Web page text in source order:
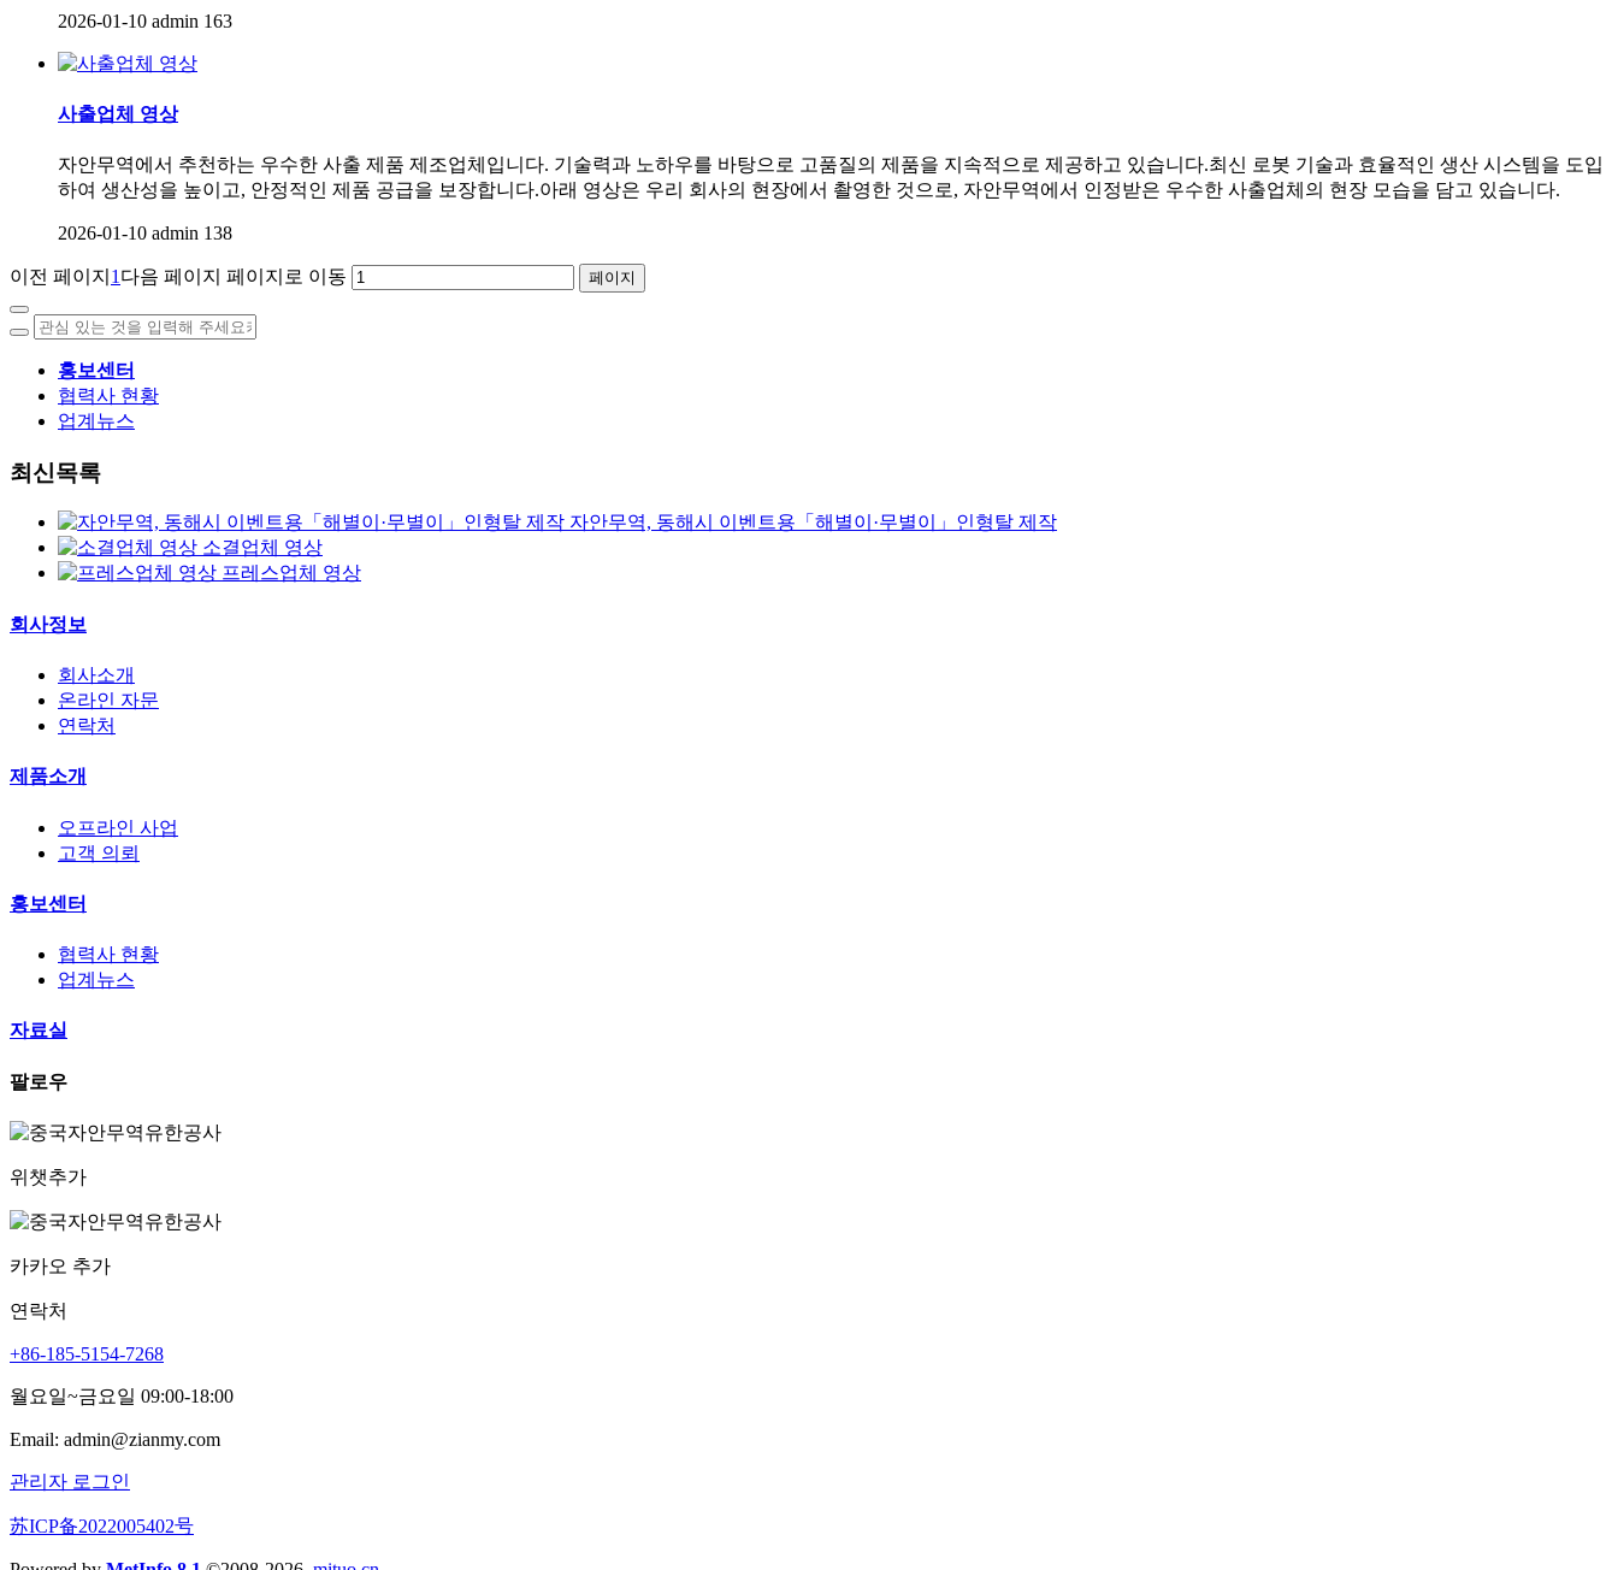
2026-01-10 admin 163
사출업체 영상
자안무역에서 추천하는 우수한 사출 제품 제조업체입니다. 기술력과 노하우를 바탕으로 고품질의 제품을 지속적으로 제공하고 있습니다.최신 로봇 기술과 효율적인 생산 시스템을 도입
하여 생산성을 높이고, 안정적인 제품 공급을 보장합니다.아래 영상은 우리 회사의 현장에서 촬영한 것으로, 자안무역에서 인정받은 우수한 사출업체의 현장 모습을 담고 있습니다.
2026-01-10 admin 138
이전 페이지 1 다음 페이지 페이지로 이동
홍보센터
협력사 현황
업계뉴스
최신목록
자안무역, 동해시 이벤트용「해별이·무별이」인형탈 제작
소결업체 영상
프레스업체 영상
회사정보
회사소개
온라인 자문
연락처
제품소개
오프라인 사업
고객 의뢰
홍보센터
협력사 현황
업계뉴스
자료실
팔로우
위챗추가
카카오 추가
연락처
+86-185-5154-7268
월요일~금요일 09:00-18:00
Email: admin@zianmy.com
관리자 로그인
苏ICP备2022005402号